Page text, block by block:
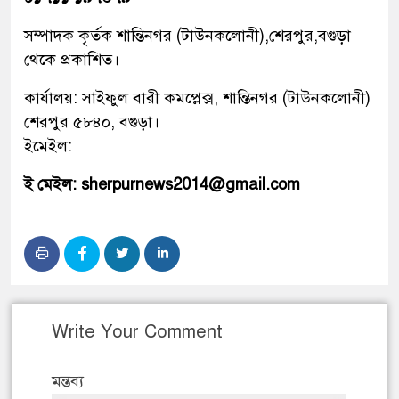
সম্পাদক কৃর্তক শান্তিনগর (টাউনকলোনী),শেরপুর,বগুড়া
থেকে প্রকাশিত।
কার্যালয়: সাইফুল বারী কমপ্লেক্স, শান্তিনগর (টাউনকলোনী)
শেরপুর ৫৮৪০, বগুড়া।
ইমেইল:
ই মেইল: sherpurnews2014@gmail.com
Write Your Comment
মন্তব্য